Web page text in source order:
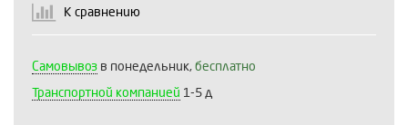
К сравнению
Самовывоз в понедельник, бесплатно
Транспортной компанией 1-5 д